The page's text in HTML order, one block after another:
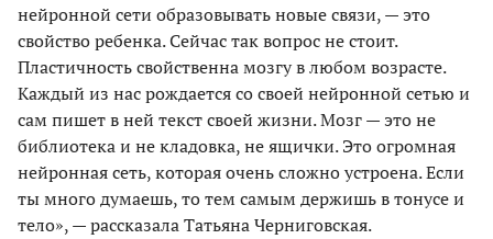
нейронной сети образовывать новые связи, — это
свойство ребенка. Сейчас так вопрос не стоит.
Пластичность свойственна мозгу в любом возрасте.
Каждый из нас рождается со своей нейронной сетью и
сам пишет в ней текст своей жизни. Мозг — это не
библиотека и не кладовка, не ящички. Это огромная
нейронная сеть, которая очень сложно устроена. Если
ты много думаешь, то тем самым держишь в тонусе и
тело», — рассказала Татьяна Черниговская.